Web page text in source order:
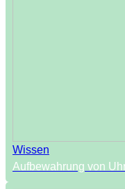
Wissen
Aufbewahrung von